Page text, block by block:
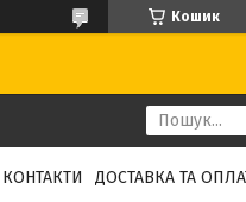
Кошик
КОНТАКТИ ДОСТАВКА ТА